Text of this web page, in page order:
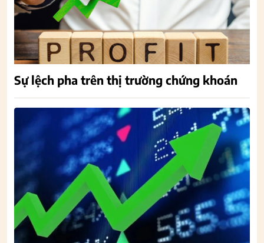
Sự lệch pha trên thị trường chứng khoán